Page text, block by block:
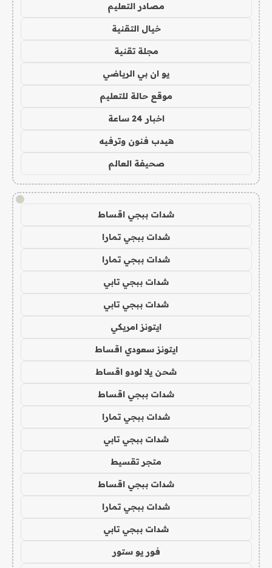
مصادر التعليم
خيال التقنية
مجلة تقنية
يو ان بي الرياضي
موقع حالة للتعليم
اخبار 24 ساعة
هيدب فنون وترفيه
صحيفة العالم
!
شدات ببجي اقساط
شدات ببجي تمارا
شدات ببجي تمارا
شدات ببجي تابي
شدات ببجي تابي
ايتونز امريكي
ايتونز سعودي اقساط
شحن يلا لودو اقساط
شدات ببجي اقساط
شدات ببجي تمارا
شدات ببجي تابي
متجر تقسيط
شدات ببجي اقساط
شدات ببجي تمارا
شدات ببجي تابي
فور يو ستور